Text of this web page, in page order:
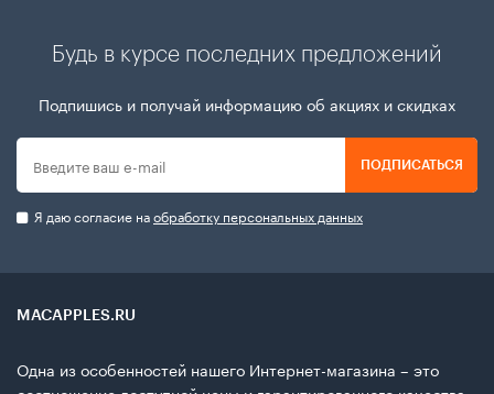
Будь в курсе последних предложений
Подпишись и получай информацию об акциях и скидках
ПОДПИСАТЬСЯ
Я даю согласие наобработку персональных данных
MACAPPLES.RU
Одна из особенностей нашего Интернет-магазина – это